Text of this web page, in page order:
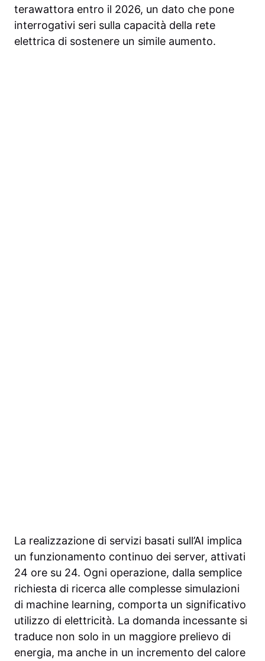
terawattora entro il 2026, un dato che pone
interrogativi seri sulla capacità della rete
elettrica di sostenere un simile aumento.
La realizzazione di servizi basati sull’AI implica
un funzionamento continuo dei server, attivati
24 ore su 24. Ogni operazione, dalla semplice
richiesta di ricerca alle complesse simulazioni
di machine learning, comporta un significativo
utilizzo di elettricità. La domanda incessante si
traduce non solo in un maggiore prelievo di
energia, ma anche in un incremento del calore